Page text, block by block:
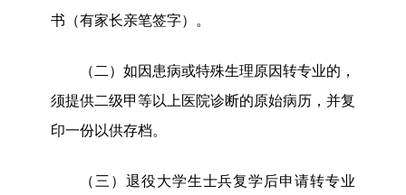
书（有家长亲笔签字）。
（二）如因患病或特殊生理原因转专业的，
须提供二级甲等以上医院诊断的原始病历，并复
印一份以供存档。
（三）退役大学生士兵复学后申请转专业